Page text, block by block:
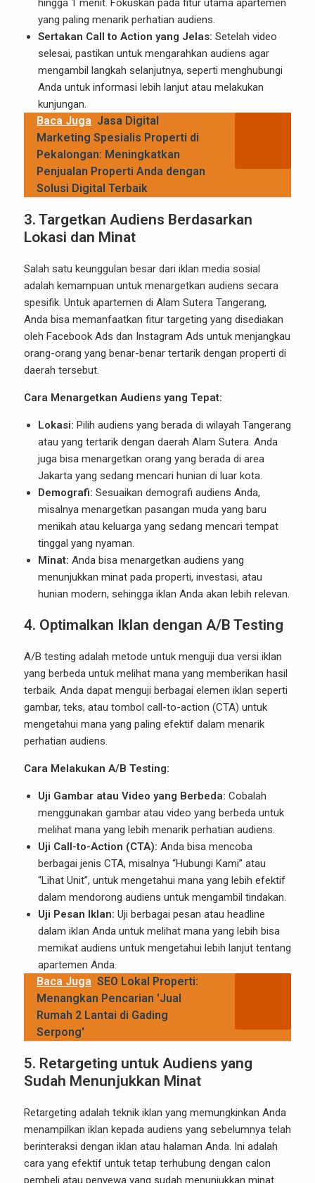
hingga 1 menit. Fokuskan pada fitur utama apartemen
yang paling menarik perhatian audiens.
Sertakan Call to Action yang Jelas: Setelah video
selesai, pastikan untuk mengarahkan audiens agar
mengambil langkah selanjutnya, seperti menghubungi
Anda untuk informasi lebih lanjut atau melakukan
kunjungan.
Baca Juga Jasa Digital
Marketing Spesialis Properti di
Pekalongan: Meningkatkan
Penjualan Properti Anda dengan
Solusi Digital Terbaik
3. Targetkan Audiens Berdasarkan
Lokasi dan Minat
Salah satu keunggulan besar dari iklan media sosial
adalah kemampuan untuk menargetkan audiens secara
spesifik. Untuk apartemen di Alam Sutera Tangerang,
Anda bisa memanfaatkan fitur targeting yang disediakan
oleh Facebook Ads dan Instagram Ads untuk menjangkau
orang-orang yang benar-benar tertarik dengan properti di
daerah tersebut.
Cara Menargetkan Audiens yang Tepat:
Lokasi: Pilih audiens yang berada di wilayah Tangerang
atau yang tertarik dengan daerah Alam Sutera. Anda
juga bisa menargetkan orang yang berada di area
Jakarta yang sedang mencari hunian di luar kota.
Demografi: Sesuaikan demografi audiens Anda,
misalnya menargetkan pasangan muda yang baru
menikah atau keluarga yang sedang mencari tempat
tinggal yang nyaman.
Minat: Anda bisa menargetkan audiens yang
menunjukkan minat pada properti, investasi, atau
hunian modern, sehingga iklan Anda akan lebih relevan.
4. Optimalkan Iklan dengan A/B Testing
A/B testing adalah metode untuk menguji dua versi iklan
yang berbeda untuk melihat mana yang memberikan hasil
terbaik. Anda dapat menguji berbagai elemen iklan seperti
gambar, teks, atau tombol call-to-action (CTA) untuk
mengetahui mana yang paling efektif dalam menarik
perhatian audiens.
Cara Melakukan A/B Testing:
Uji Gambar atau Video yang Berbeda: Cobalah
menggunakan gambar atau video yang berbeda untuk
melihat mana yang lebih menarik perhatian audiens.
Uji Call-to-Action (CTA): Anda bisa mencoba
berbagai jenis CTA, misalnya “Hubungi Kami” atau
“Lihat Unit”, untuk mengetahui mana yang lebih efektif
dalam mendorong audiens untuk mengambil tindakan.
Uji Pesan Iklan: Uji berbagai pesan atau headline
dalam iklan Anda untuk melihat mana yang lebih bisa
memikat audiens untuk mengetahui lebih lanjut tentang
apartemen Anda.
Baca Juga SEO Lokal Properti:
Menangkan Pencarian 'Jual
Rumah 2 Lantai di Gading
Serpong'
5. Retargeting untuk Audiens yang
Sudah Menunjukkan Minat
Retargeting adalah teknik iklan yang memungkinkan Anda
menampilkan iklan kepada audiens yang sebelumnya telah
berinteraksi dengan iklan atau halaman Anda. Ini adalah
cara yang efektif untuk tetap terhubung dengan calon
pembeli atau penyewa yang sudah menunjukkan minat